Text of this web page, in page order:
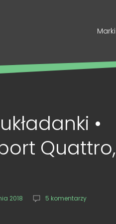
Marki
•
Quattro,
2018 5 komentarzy